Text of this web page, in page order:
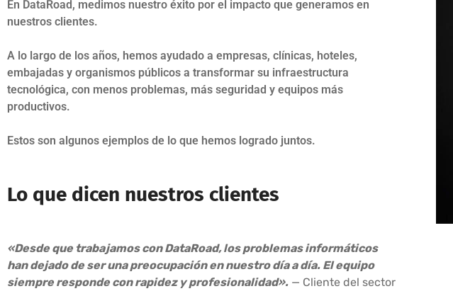
En DataRoad, medimos nuestro éxito por el impacto que generamos en
nuestros clientes.
A lo largo de los años, hemos ayudado a empresas, clínicas, hoteles,
embajadas y organismos públicos a transformar su infraestructura
tecnológica, con menos problemas, más seguridad y equipos más
productivos.
Estos son algunos ejemplos de lo que hemos logrado juntos.
Lo que dicen nuestros clientes
«Desde que trabajamos con DataRoad, los problemas informáticos
han dejado de ser una preocupación en nuestro día a día. El equipo
siempre responde con rapidez y profesionalidad». — Cliente del sector